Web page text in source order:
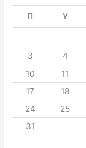
П У
3
4
10
11
17
18
24
25
31